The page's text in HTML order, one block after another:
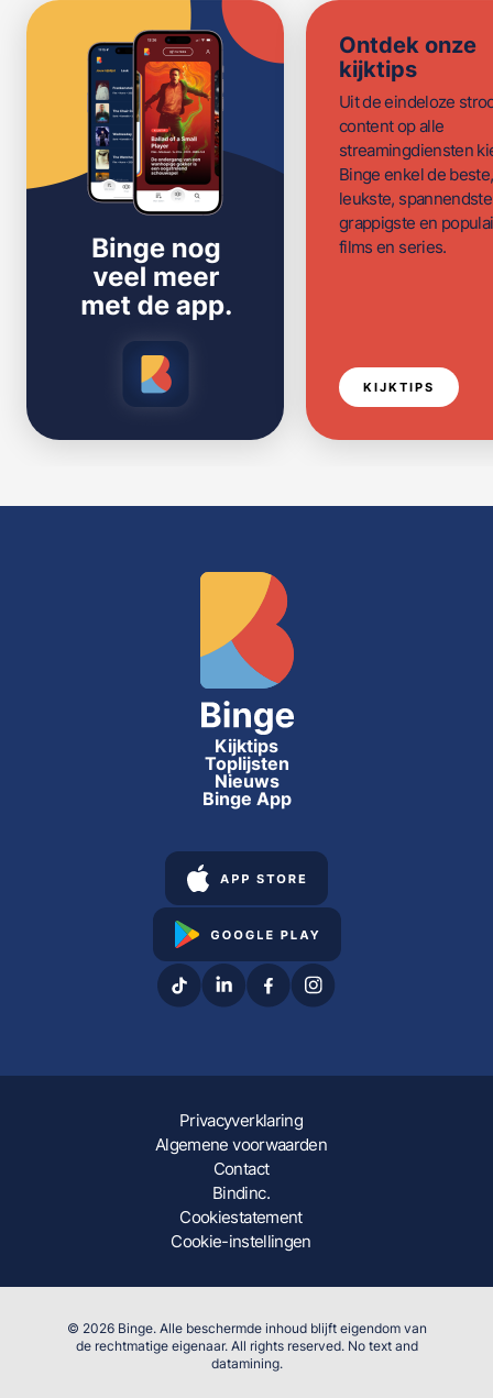
Ontdek onze
kijktips
Uit de eindeloze
content op alle
streamingdiensten
Binge enkel de beste,
leukste,
grappigste en
films en series.
KIJKTIPS
Kijktips
Toplijsten
Nieuws
Binge App
Privacyverklaring
Algemene voorwaarden
Contact
Bindinc.
Cookiestatement
Cookie-instellingen
© 2026 Binge. Alle beschermde inhoud blijft eigendom van
de rechtmatige eigenaar. All rights reserved. No text and
datamining.